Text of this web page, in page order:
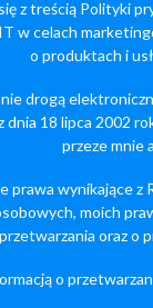
z treścią Polityki
w celach
o produktach i
drogą
18 lipca 2002
przeze mnie
prawa wynikające
moich
oraz o
o